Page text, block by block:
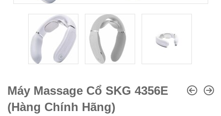
Máy Massage Cổ SKG 4356E
(Hàng Chính Hãng)